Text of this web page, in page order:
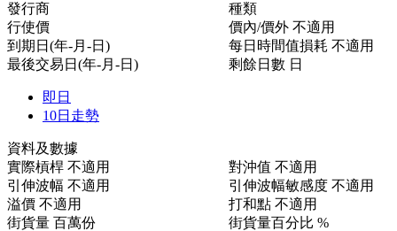
發行商
種類
行使價
價內/價外 不適用
到期日(年-月-日)
每日時間值損耗 不適用
最後交易日(年-月-日)
剩餘日數 日
即日
10日走勢
資料及數據
實際槓桿 不適用 對沖值 不適用
引伸波幅 不適用 引伸波幅敏感度 不適用
溢價 不適用 打和點 不適用
街貨量 百萬份 街貨量百分比 %